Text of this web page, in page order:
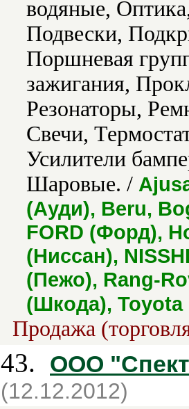
водяные,
Подвески,
Поршневая
зажигания,
Резонаторы,
Свечи,
Усилители
Шаровые. /
(Ауди), Beru,
FORD (Форд),
(Ниссан),
(Пежо), Rang-
(Шкода), Toyota
Продажа
43. ООО
(12.12.2012)